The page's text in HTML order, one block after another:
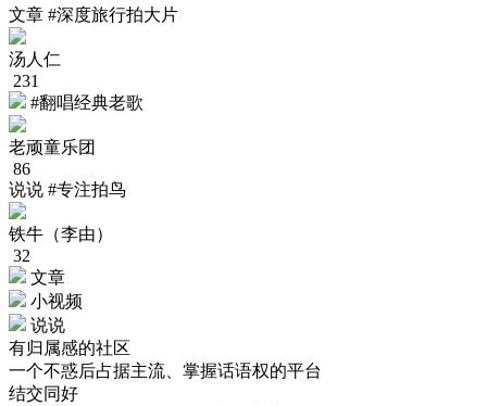
文章 #深度旅行拍大片
汤人仁
231
#翻唱经典老歌
老顽童乐团
86
说说 #专注拍鸟
铁牛（李由）
32
文章
小视频
说说
有归属感的社区
一个不惑后占据主流、掌握话语权的平台
结交同好